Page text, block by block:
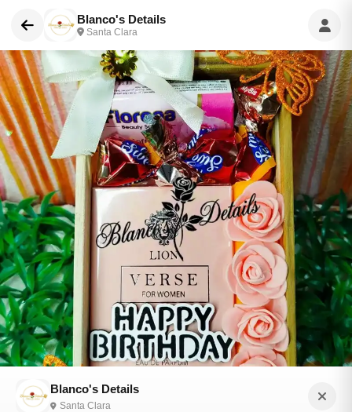
Blanco's Details
Santa Clara
Blanco's Details
Santa Clara